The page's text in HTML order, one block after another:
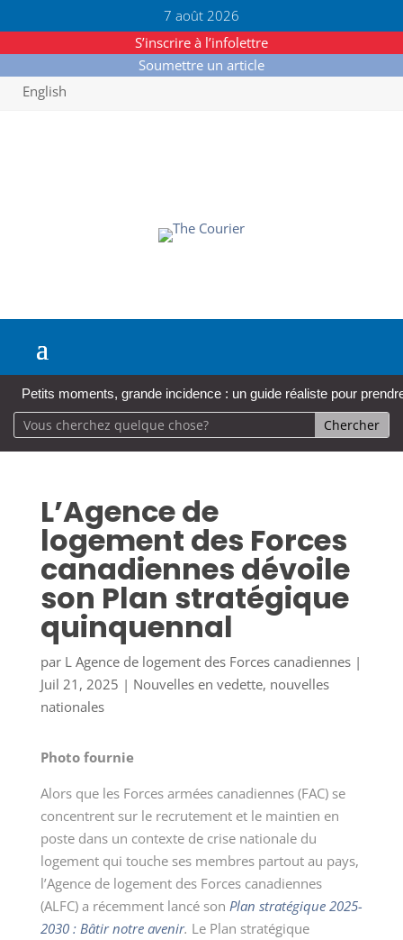
7 août 2026
S’inscrire à l’infolettre
Soumettre un article
English
Petits moments, grande incidence : un guide réaliste pour
L’Agence de
logement des Forces
canadiennes dévoile
son Plan stratégique
quinquennal
par L Agence de logement des Forces canadiennes|
Juil 21, 2025 | Nouvelles en vedette, nouvelles
nationales
Photo fournie
Alors que les Forces armées canadiennes (FAC) se
concentrent sur le recrutement et le maintien en
poste dans un contexte de crise nationale du
logement qui touche ses membres partout au pays,
l’Agence de logement des Forces canadiennes
(ALFC) a récemment lancé son Plan stratégique 2025-
2030 : Bâtir notre avenir. Le Plan stratégique